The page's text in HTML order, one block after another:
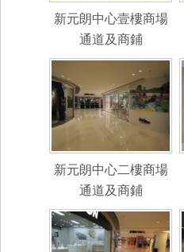
新元朗中心壹樓商場
通道及商鋪
新元朗中心二樓商場
通道及商鋪